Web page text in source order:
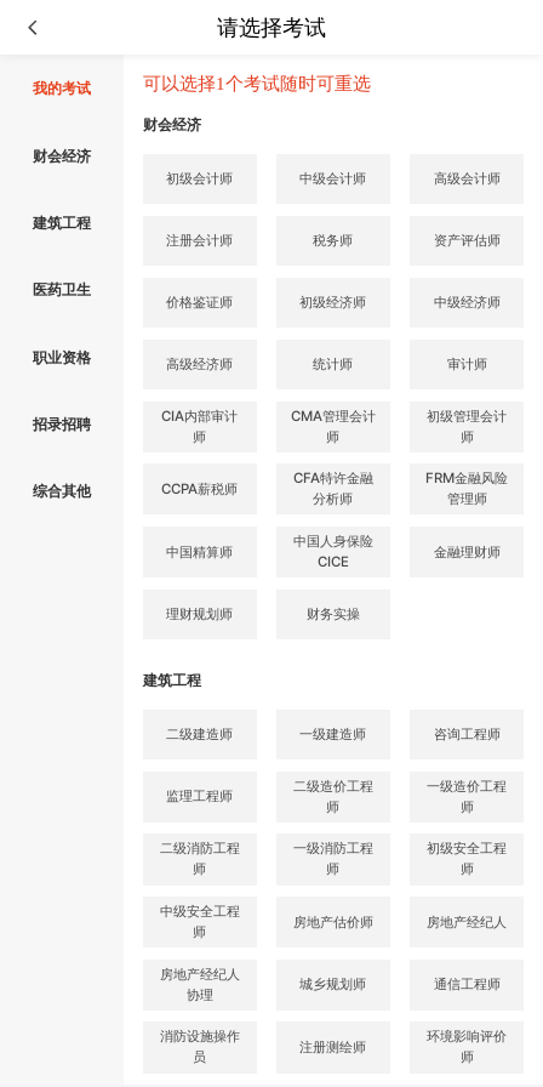
请选择考试
我的考试
财会经济
建筑工程
医药卫生
职业资格
招录招聘
综合其他
可以选择1个考试随时可重选
财会经济
初级会计师 中级会计师 高级会计师
注册会计师 税务师 资产评估师
价格鉴证师 初级经济师 中级经济师
高级经济师 统计师 审计师
CIA内部审计
师
CMA管理会计
师
初级管理会计
师
CCPA薪税师
CFA特许金融
分析师
FRM金融风险
管理师
中国精算师
中国人身保险
CICE
金融理财师
理财规划师 财务实操
建筑工程
二级建造师 一级建造师 咨询工程师
监理工程师
二级造价工程
师
一级造价工程
师
二级消防工程
师
一级消防工程
师
初级安全工程
师
中级安全工程
师
房地产估价师 房地产经纪人
房地产经纪人
协理
城乡规划师 通信工程师
消防设施操作
员
注册测绘师
环境影响评价
师